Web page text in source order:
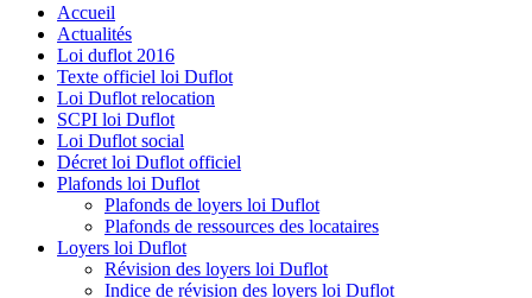
Accueil
Actualités
Loi duflot 2016
Texte officiel loi Duflot
Loi Duflot relocation
SCPI loi Duflot
Loi Duflot social
Décret loi Duflot officiel
Plafonds loi Duflot
Plafonds de loyers loi Duflot
Plafonds de ressources des locataires
Loyers loi Duflot
Révision des loyers loi Duflot
Indice de révision des loyers loi Duflot